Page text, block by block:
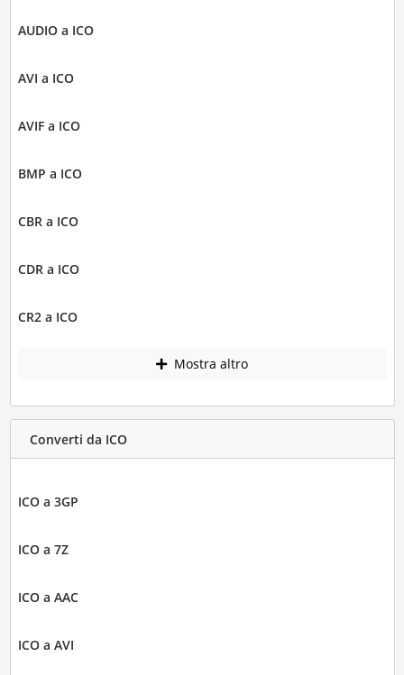
AUDIO a ICO
AVI a ICO
AVIF a ICO
BMP a ICO
CBR a ICO
CDR a ICO
CR2 a ICO
Mostra altro
Converti da ICO
ICO a 3GP
ICO a 7Z
ICO a AAC
ICO a AVI